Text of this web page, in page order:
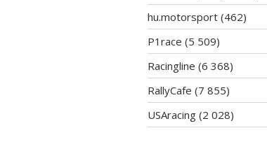
hu.motorsport (462)
P1race (5 509)
Racingline (6 368)
RallyCafe (7 855)
USAracing (2 028)